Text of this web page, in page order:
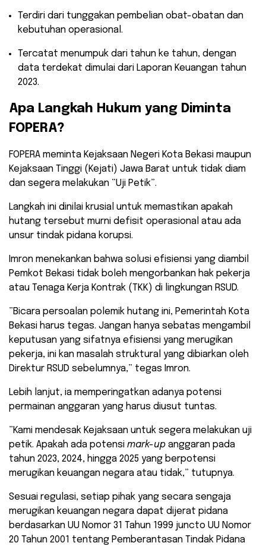
​Terdiri dari tunggakan pembelian obat-obatan dan
kebutuhan operasional.
​Tercatat menumpuk dari tahun ke tahun, dengan
data terdekat dimulai dari Laporan Keuangan tahun
2023.
​Apa Langkah Hukum yang Diminta
FOPERA?
​FOPERA meminta Kejaksaan Negeri Kota Bekasi maupun
Kejaksaan Tinggi (Kejati) Jawa Barat untuk tidak diam
dan segera melakukan “Uji Petik”.
Langkah ini dinilai krusial untuk memastikan apakah
hutang tersebut murni defisit operasional atau ada
unsur tindak pidana korupsi.
​Imron menekankan bahwa solusi efisiensi yang diambil
Pemkot Bekasi tidak boleh mengorbankan hak pekerja
atau Tenaga Kerja Kontrak (TKK) di lingkungan RSUD.
​”Bicara persoalan polemik hutang ini, Pemerintah Kota
Bekasi harus tegas. Jangan hanya sebatas mengambil
keputusan yang sifatnya efisiensi yang merugikan
pekerja, ini kan masalah struktural yang dibiarkan oleh
Direktur RSUD sebelumnya,” tegas Imron.
​Lebih lanjut, ia memperingatkan adanya potensi
permainan anggaran yang harus diusut tuntas.
​”Kami mendesak Kejaksaan untuk segera melakukan uji
petik. Apakah ada potensi mark-up anggaran pada
tahun 2023, 2024, hingga 2025 yang berpotensi
merugikan keuangan negara atau tidak,” tutupnya.
​Sesuai regulasi, setiap pihak yang secara sengaja
merugikan keuangan negara dapat dijerat pidana
berdasarkan UU Nomor 31 Tahun 1999 juncto UU Nomor
20 Tahun 2001 tentang Pemberantasan Tindak Pidana